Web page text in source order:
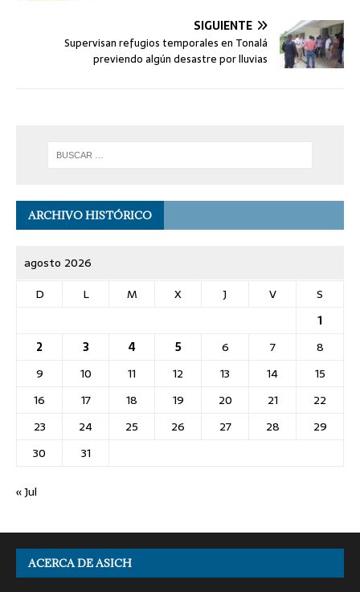
SIGUIENTE
Supervisan refugios temporales en Tonalá
previendo algún desastre por lluvias
ARCHIVO HISTÓRICO
agosto 2026
D
L M X J V
S
1
2
3 4 5 6 7
8
9
10 11 12 13 14
15
16
17 18 19 20 21
22
23
24 25 26 27 28
29
30
31
« Jul
ACERCA DE ASICH